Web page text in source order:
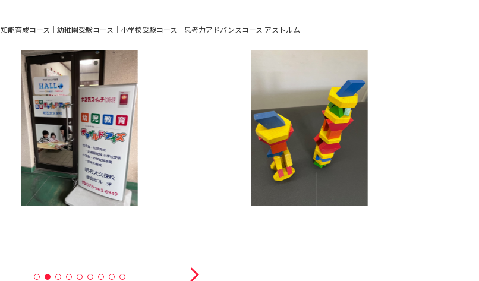
知能育成コース｜幼稚園受験コース｜小学校受験コース｜思考力アドバンスコース アストルム